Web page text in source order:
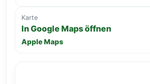
Karte
In Google Maps öffnen
Apple Maps